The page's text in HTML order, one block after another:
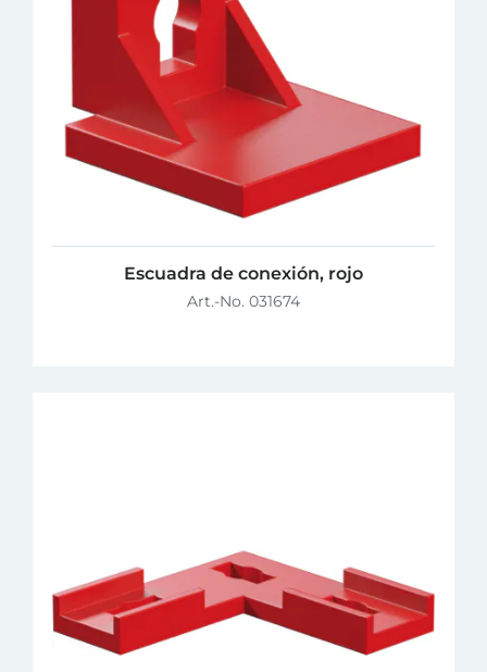
Escuadra de conexión, rojo
Art.-No. 031674